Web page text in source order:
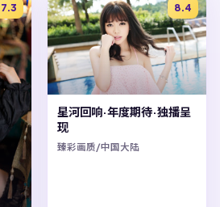
7.3 8.4
星河回响·年度期待·独播呈
现
臻彩画质/中国大陆